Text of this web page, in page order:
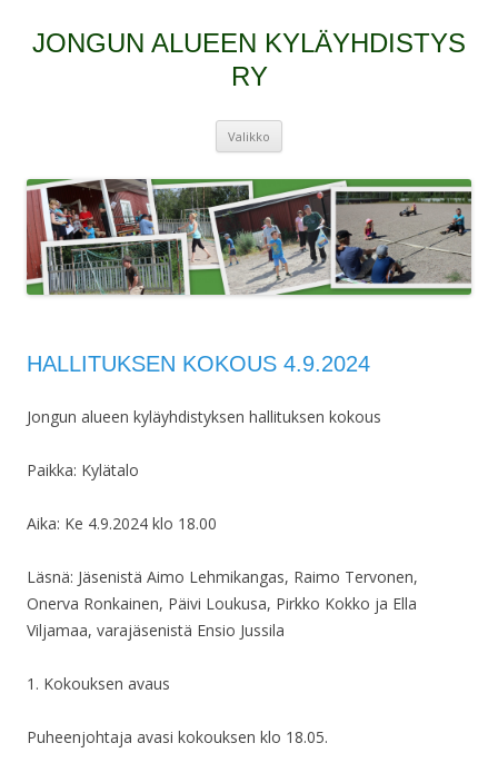
JONGUN ALUEEN KYLÄYHDISTYS
RY
Valikko
HALLITUKSEN KOKOUS 4.9.2024
Jongun alueen kyläyhdistyksen hallituksen kokous
Paikka: Kylätalo
Aika: Ke 4.9.2024 klo 18.00
Läsnä: Jäsenistä Aimo Lehmikangas, Raimo Tervonen,
Onerva Ronkainen, Päivi Loukusa, Pirkko Kokko ja Ella
Viljamaa, varajäsenistä Ensio Jussila
1. Kokouksen avaus
Puheenjohtaja avasi kokouksen klo 18.05.